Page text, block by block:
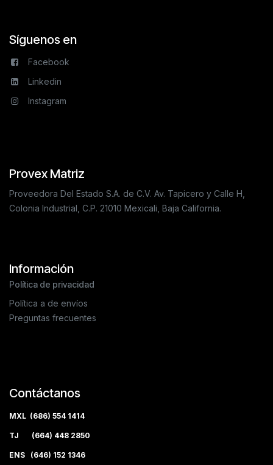
Síguenos en
Facebook
Linkedin
Instagram
Provex Matriz
Proveedora Del Estado S.A. de C.V. Av. Tapicero y Calle H,
Colonia Industrial, C.P. 21010 Mexicali, Baja California.
Información
Política de privacidad
Política a de envíos
Preguntas frecuentes
Contáctanos
MXL (686) 554 1414
TJ (664) 448 2850
ENS (646) 152 1346